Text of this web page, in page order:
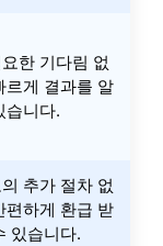
한 기다림 없
르게 결과를 알
습니다.
추가 절차 없
편하게 환급 받
있습니다.